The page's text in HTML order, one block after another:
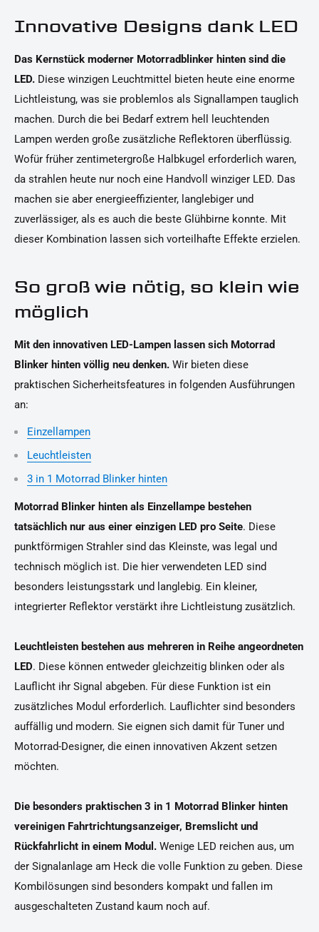
Innovative Designs dank LED
Das Kernstück moderner Motorradblinker hinten sind die
LED. Diese winzigen Leuchtmittel bieten heute eine enorme
Lichtleistung, was sie problemlos als Signallampen tauglich
machen. Durch die bei Bedarf extrem hell leuchtenden
Lampen werden große zusätzliche Reflektoren überflüssig.
Wofür früher zentimetergroße Halbkugel erforderlich waren,
da strahlen heute nur noch eine Handvoll winziger LED. Das
machen sie aber energieeffizienter, langlebiger und
zuverlässiger, als es auch die beste Glühbirne konnte. Mit
dieser Kombination lassen sich vorteilhafte Effekte erzielen.
So groß wie nötig, so klein wie
möglich
Mit den innovativen LED-Lampen lassen sich Motorrad
Blinker hinten völlig neu denken. Wir bieten diese
praktischen Sicherheitsfeatures in folgenden Ausführungen
an:
Einzellampen
Leuchtleisten
3 in 1 Motorrad Blinker hinten
Motorrad Blinker hinten als Einzellampe bestehen
tatsächlich nur aus einer einzigen LED pro Seite. Diese
punktförmigen Strahler sind das Kleinste, was legal und
technisch möglich ist. Die hier verwendeten LED sind
besonders leistungsstark und langlebig. Ein kleiner,
integrierter Reflektor verstärkt ihre Lichtleistung zusätzlich.
Leuchtleisten bestehen aus mehreren in Reihe angeordneten
LED. Diese können entweder gleichzeitig blinken oder als
Lauflicht ihr Signal abgeben. Für diese Funktion ist ein
zusätzliches Modul erforderlich. Lauflichter sind besonders
auffällig und modern. Sie eignen sich damit für Tuner und
Motorrad-Designer, die einen innovativen Akzent setzen
möchten.
Die besonders praktischen 3 in 1 Motorrad Blinker hinten
vereinigen Fahrtrichtungsanzeiger, Bremslicht und
Rückfahrlicht in einem Modul. Wenige LED reichen aus, um
der Signalanlage am Heck die volle Funktion zu geben. Diese
Kombilösungen sind besonders kompakt und fallen im
ausgeschalteten Zustand kaum noch auf.